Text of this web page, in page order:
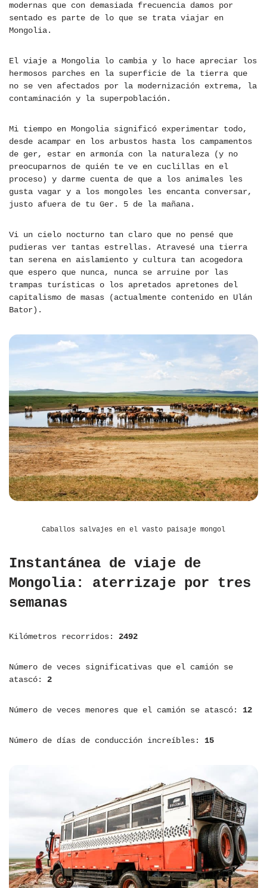
modernas que con demasiada frecuencia damos por
sentado es parte de lo que se trata viajar en
Mongolia.
El viaje a Mongolia lo cambia y lo hace apreciar los
hermosos parches en la superficie de la tierra que
no se ven afectados por la modernización extrema, la
contaminación y la superpoblación.
Mi tiempo en Mongolia significó experimentar todo,
desde acampar en los arbustos hasta los campamentos
de ger, estar en armonía con la naturaleza (y no
preocuparnos de quién te ve en cuclillas en el
proceso) y darme cuenta de que a los animales les
gusta vagar y a los mongoles les encanta conversar,
justo afuera de tu Ger. 5 de la mañana.
Vi un cielo nocturno tan claro que no pensé que
pudieras ver tantas estrellas. Atravesé una tierra
tan serena en aislamiento y cultura tan acogedora
que espero que nunca, nunca se arruine por las
trampas turísticas o los apretados apretones del
capitalismo de masas (actualmente contenido en Ulán
Bator).
Caballos salvajes en el vasto paisaje mongol
Instantánea de viaje de
Mongolia: aterrizaje por tres
semanas
Kilómetros recorridos: 2492
Número de veces significativas que el camión se
atascó: 2
Número de veces menores que el camión se atascó: 12
Número de días de conducción increíbles: 15